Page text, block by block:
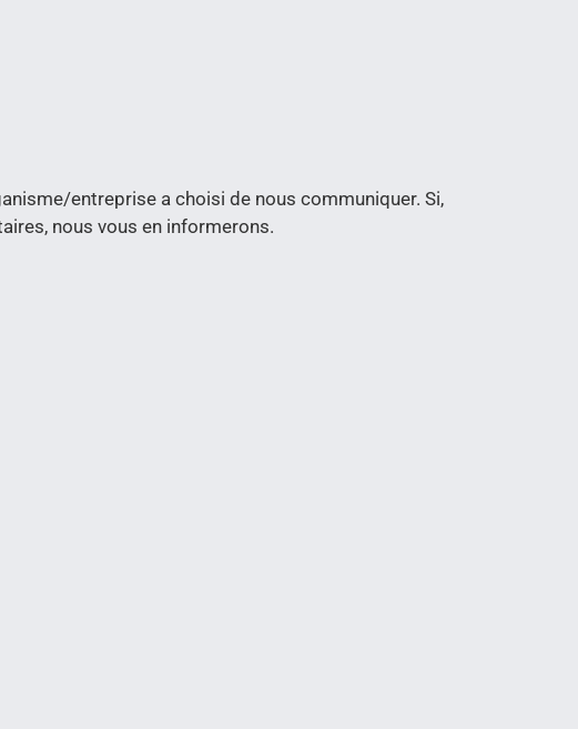
entreprise a choisi de nous communiquer. Si,
nous vous en informerons.